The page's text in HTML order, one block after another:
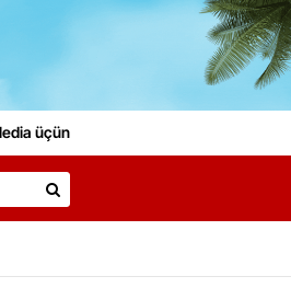
üçün